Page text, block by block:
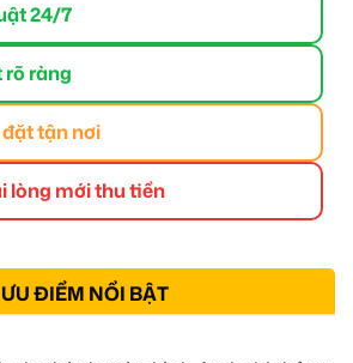
24/7
rõ ràng
đặt tận nơi
lòng mới thu tiền
ƯU ĐIỂM NỔI BẬT